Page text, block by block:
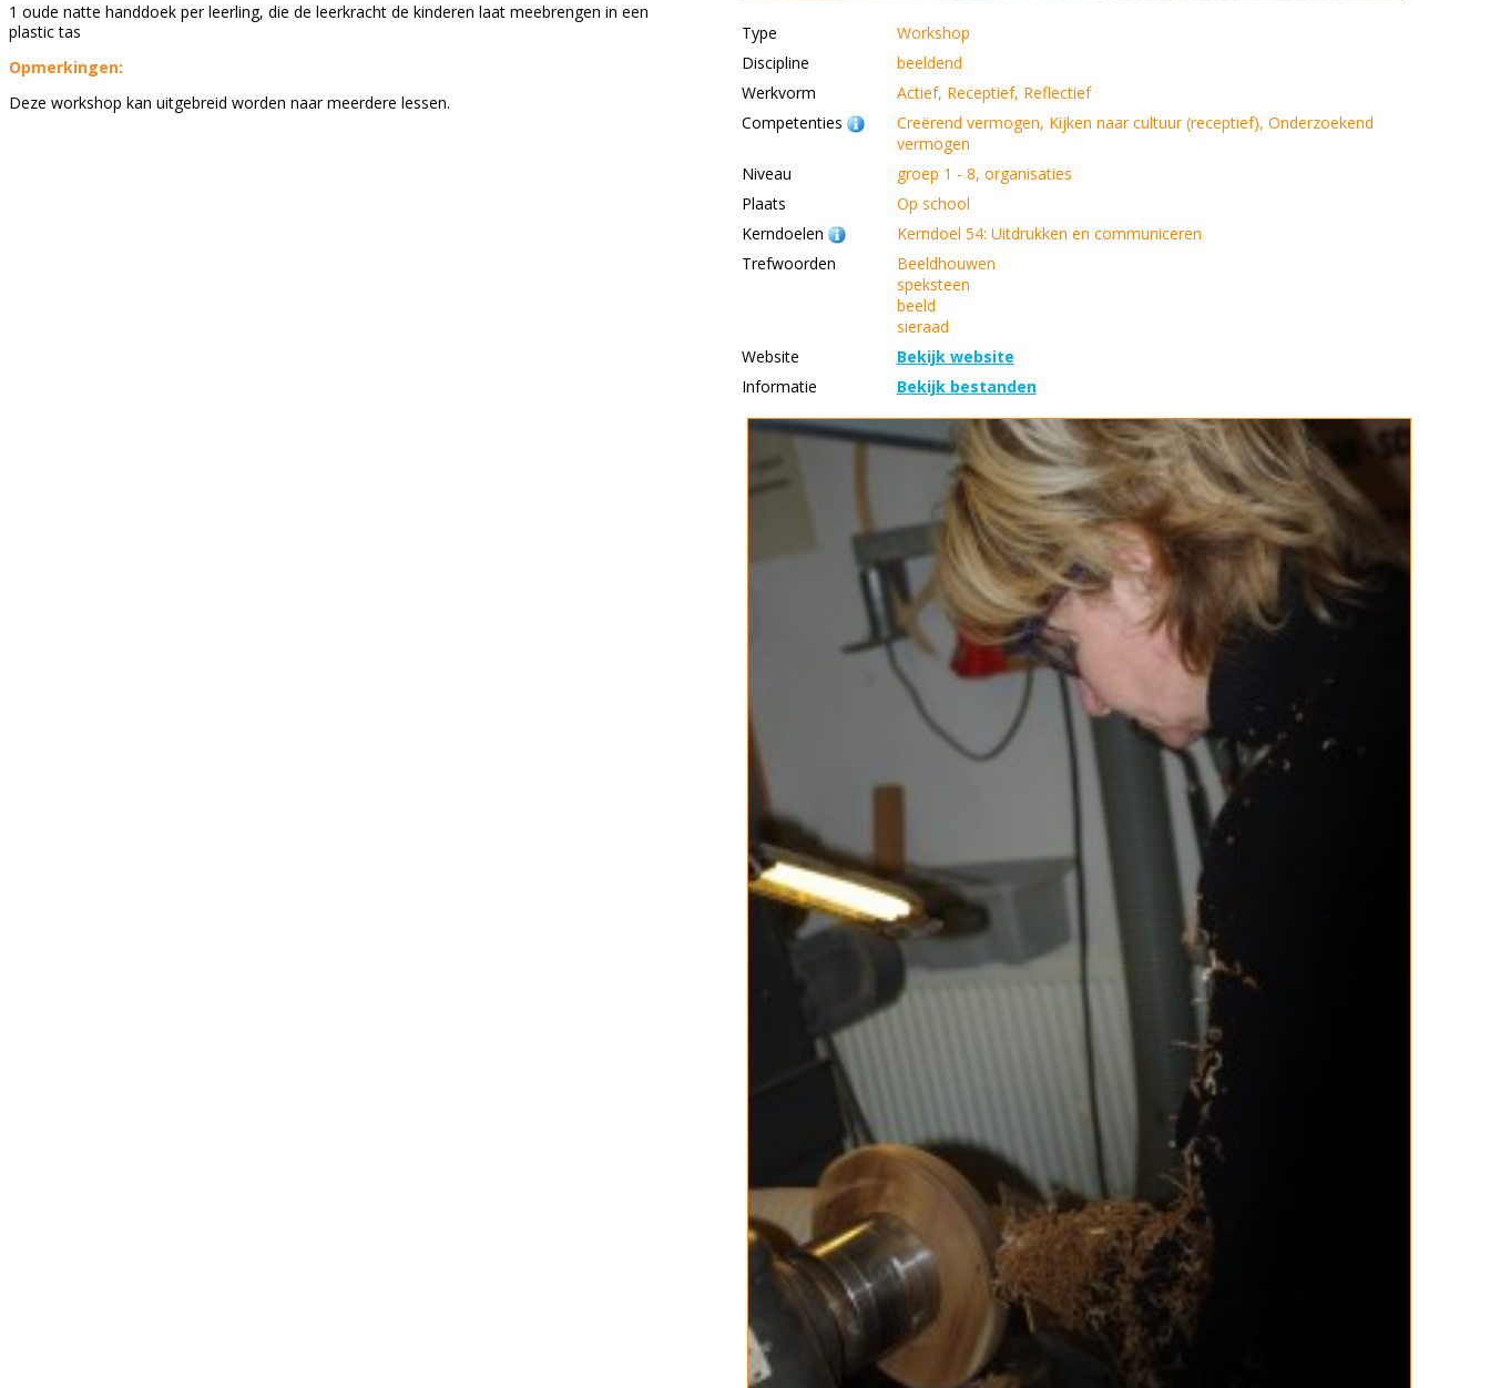
1 oude natte handdoek per leerling, die de leerkracht de kinderen laat meebrengen in een
plastic tas
Opmerkingen:
Deze workshop kan uitgebreid worden naar meerdere lessen.
Type
Workshop
Discipline
beeldend
Werkvorm
Actief, Receptief, Reflectief
Competenties
Creërend vermogen, Kijken naar cultuur (receptief), Onderzoekend
vermogen
Niveau
groep 1 - 8, organisaties
Plaats
Op school
Kerndoelen
Kerndoel 54: Uitdrukken en communiceren
Trefwoorden
Beeldhouwen
speksteen
beeld
sieraad
Website
Bekijk website
Informatie
Bekijk bestanden